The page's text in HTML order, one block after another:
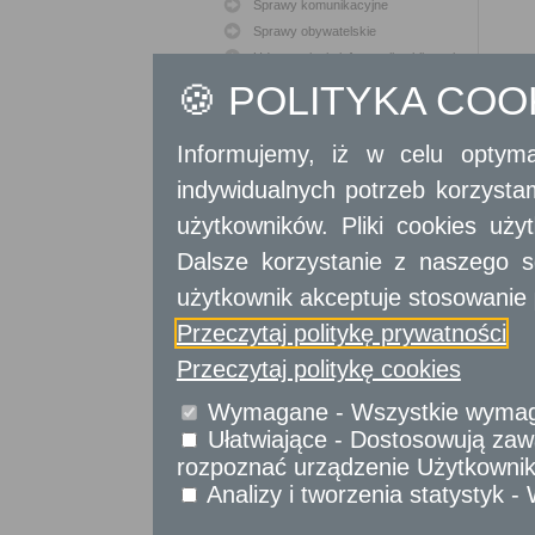
Sprawy komunikacyjne
Sprawy obywatelskie
Udostępnianie informacji publicznej
Usługidla instytucji,
urzędów
🍪 POLITYKA
Informujemy, iż w celu
indywidualnych potrzeb
użytkowników. Pliki cookies
Dalsze korzystanie z naszego
użytkownik akceptuje stosowanie
Przeczytaj politykę prywatności
Przeczytaj politykę cookies
Wymagane - Wszystkie
Ułatwiające - Dostosowują
rozpoznać urządzenie
Analizy i tworzenia statystyk -